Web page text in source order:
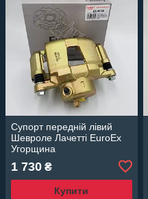
Супорт передній лівий
Шевроле Лачетті EuroEx
Угорщина
1 730 ₴
Купити